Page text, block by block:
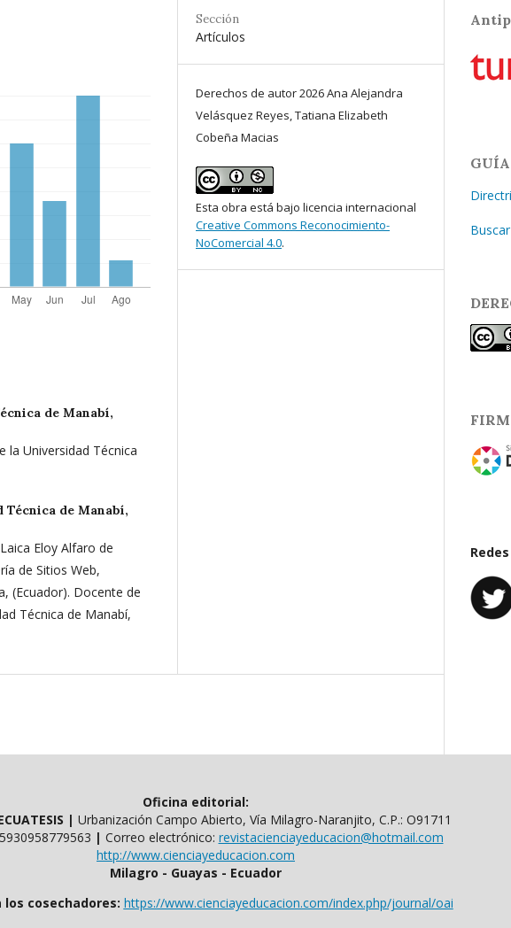
de Manabí,
la Universidad Técnica
Técnica de Manabí,
Eloy Alfaro de
de Sitios Web,
(Ecuador). Docente de
Técnica de Manabí,
Sección
Artículos
Derechos de autor 2026 Ana Alejandra
Velásquez Reyes, Tatiana Elizabeth
Cobeña Macias
Esta obra está bajo licencia internacional
Creative Commons Reconocimiento-
NoComercial 4.0.
Oficina editorial:
| Urbanización Campo Abierto, Vía Milagro-Naranjito, C.P.: O91711
| Correo electrónico: revistacienciayeducacion@hotmail.com
http://www.cienciayeducacion.com
Milagro - Guayas - Ecuador
los cosechadores: https://www.cienciayeducacion.com/index.php/journal/oai